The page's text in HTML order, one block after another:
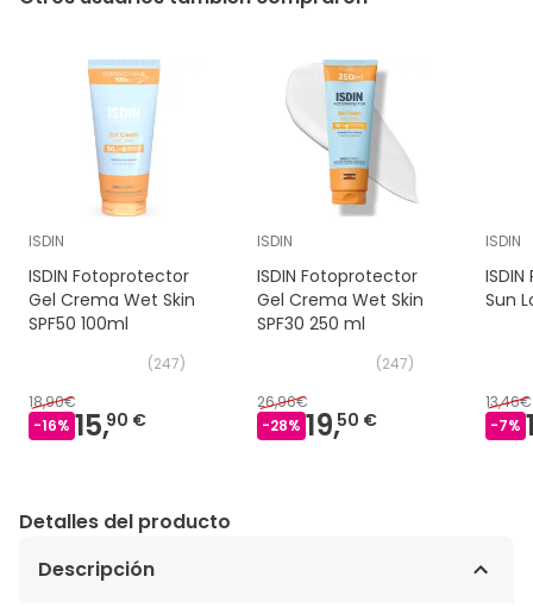
ISDIN
ISDIN Fotoprotector
Gel Crema Wet Skin
SPF50 100ml
(247)
18,90€
-16% 15,90 €
ISDIN
ISDIN Fotoprotector
Gel Crema Wet Skin
SPF30 250 ml
(247)
26,96€
-28% 19,50 €
ISDIN
Sun
13,46€
-7%
Detalles del producto
Descripción